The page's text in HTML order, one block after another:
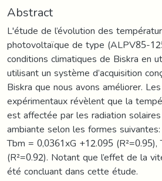
Abstract
L'étude de l’évolution des
photovoltaïque de type (ALPV85-
conditions climatiques de Biskra en
utilisant un système d’acquisition
Biskra que nous avons améliorer.
expérimentaux révèlent que la
est affectée par les radiation
ambiante selon les formes suivantes:
Tbm = 0,0361xG +12.095
(R²=0.92). Notant que l’effet de la
été concluant dans cette étude.